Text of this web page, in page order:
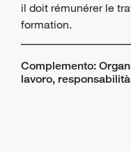
il doit rémunérer le
formation.
Complemento:
lavoro,